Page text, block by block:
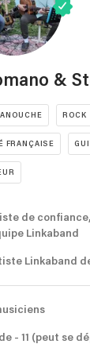
&
ROCK
FRANÇAISE
de
Linkaband
Linkaband
- 11 (peut se